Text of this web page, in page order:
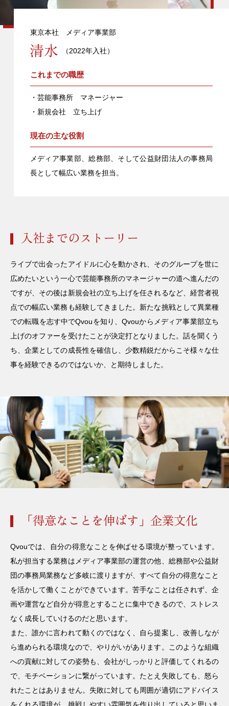
東京本社 メディア事業部
（2022年入社）
これまでの職歴
・芸能事務所 マネージャー
・新規会社 立ち上げ
現在の主な役割
メディア事業部、総務部、そして公益財団法人の事務局
長として幅広い業務を担当。
入社までのストーリー
ライブで出会ったアイドルに心を動かされ、そのグループを世に
広めたいという一心で芸能事務所のマネージャーの道へ進んだの
ですが、その後は新規会社の立ち上げを任されるなど、経営者視
点での幅広い業務も経験してきました。新たな挑戦として異業種
での転職を志す中でQvouを知り、Qvouからメディア事業部立ち
上げのオファーを受けたことが決定打となりました。話を聞くう
ち、企業としての成長性を確信し、少数精鋭だからこそ様々な仕
事を経験できるのではないか、と期待しました。
「得意なことを伸ばす」企業文化
Qvouでは、自分の得意なことを伸ばせる環境が整っています。
私が担当する業務はメディア事業部の運営の他、総務部や公益財
団の事務局業務など多岐に渡りますが、すべて自分の得意なこと
を活かして働くことができています。苦手なことは任されず、企
画や運営など自分が得意とすることに集中できるので、ストレス
なく成長していけるのだと思います。
また、誰かに言われて動くのではなく、自ら提案し、改善しなが
ら進められる環境なので、やりがいがあります。このような組織
への貢献に対しての姿勢も、会社がしっかりと評価してくれるの
で、モチベーションに繋がっています。たとえ失敗しても、怒ら
れたことはありません。失敗に対しても周囲が適切にアドバイス
をくれる環境が、挑戦しやすい雰囲気を作り出していると思いま